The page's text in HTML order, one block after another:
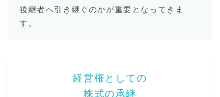
後継者へ引き継ぐのかが重要となってきま
す。
経営権としての
株式の承継